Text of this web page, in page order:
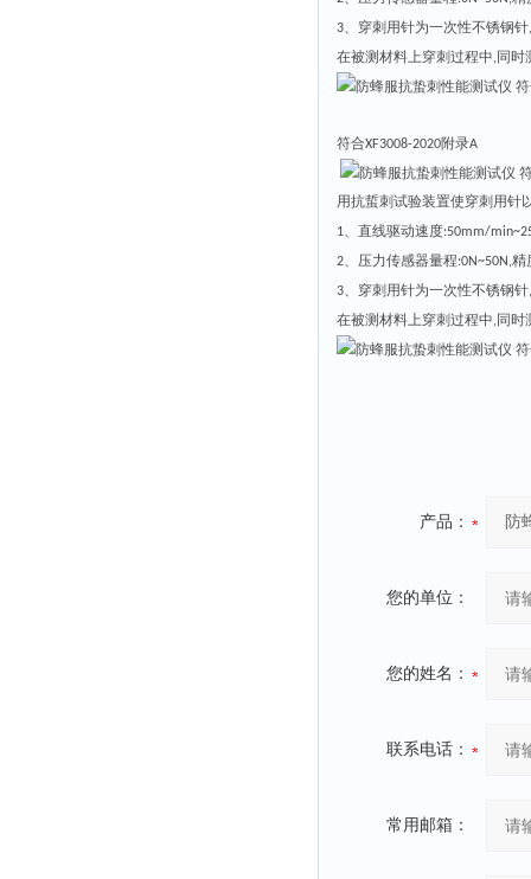
3、 穿刺用针为一次性不锈钢针,
在被测材料上穿刺过程中, 同时
符合XF3008-2020附录A
用抗蜇刺试验装置使穿刺用针
1、 直线驱动速度:50mm/
2、 压力传感器量程:0N~50N,精
3、 穿刺用针为一次性不锈钢针,
在被测材料上穿刺过程中, 同时
产品：
您的单位：
您的姓名：
联系电话：
常用邮箱：